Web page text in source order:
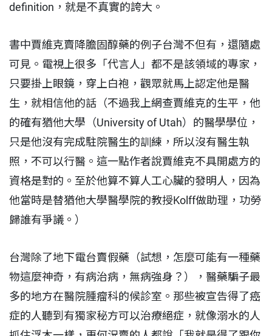
definition，就是不真實的誇大。
書中賈維克賣降膽固醇藥的例子台灣不但有，還隨處
可見。電視上很多「代言人」都不是該領域的專家，
只要掛上眼鏡，穿上白袍，觀眾就馬上認定他是醫
生，就相信他的話（不過我上網查賈維克的生平，他
的確有猶他大學（University of Utah）的醫學學位，
只是他沒有完成駐院醫生的訓練，所以沒有醫生執
照，不可以行醫。這一點作者說賈維克不具開處方的
資格是對的。至於他算不算人工心臟的發明人，因為
他當時是替猶他大學醫學院的教授Kolff做助理，功勞
歸誰有爭議。）
台灣除了地下電台賣假藥（試想，怎麼可能有一種藥
物這麼神奇，有病治病，無病強身？），醫藥騙子最
多的地方在醫院腫瘤科的候診室。那些被宣告得了癌
症的人聽到有獨家秘方可以治療絕症，就像溺水的人